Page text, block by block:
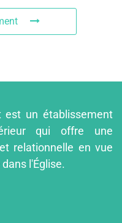
est un établissement
qui offre une
relationnelle en vue
l'Église.